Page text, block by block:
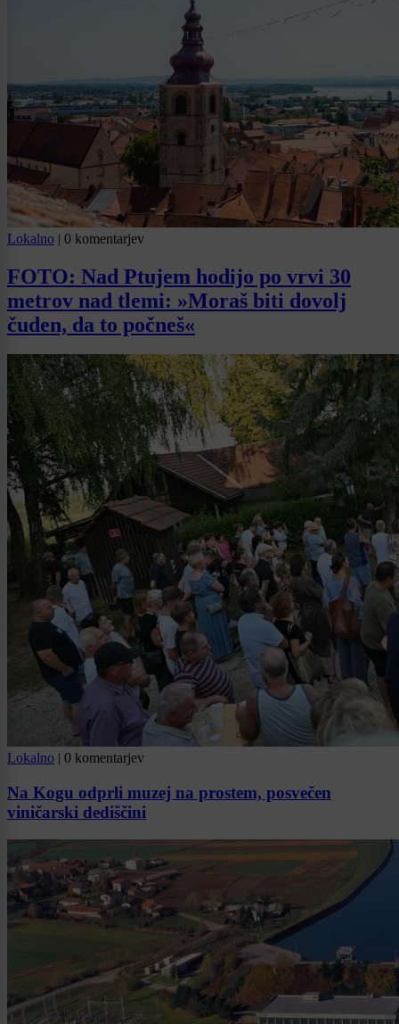
Lokalno | 0 komentarjev
FOTO: Nad Ptujem hodijo po vrvi 30
metrov nad tlemi: »Moraš biti dovolj
čuden, da to počneš«
Lokalno 0 komentarjev
Na Kogu odprli muzej na prostem, posvečen
viničarski dediščini